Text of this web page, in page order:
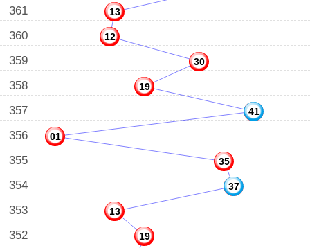
361 13
360 12
359 30
358 19
357 41
356 01
355 35
354 37
353 13
352 19